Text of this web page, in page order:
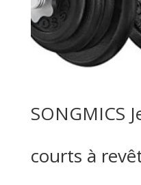
SONGMICS
courts à